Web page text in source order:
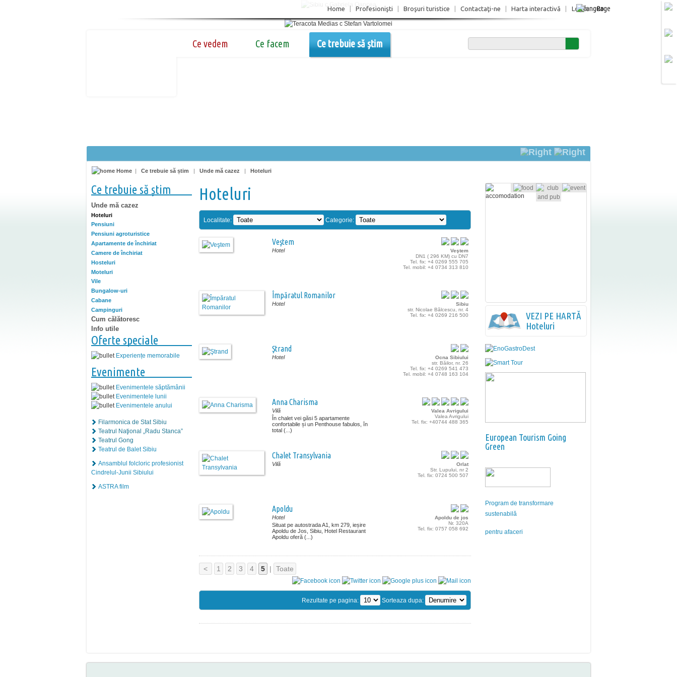
Login Ro
Home Profesionişti Broşuri turistice Contactaţi-ne Harta interactivă
Ce vedem Ce facem Ce trebuie să știm
Home | Ce trebuie să știm | Unde mă cazez | Hoteluri
Ce trebuie să știm
Unde mă cazez
Hoteluri
Pensiuni
Pensiuni agroturistice
Apartamente de închiriat
Camere de închiriat
Hosteluri
Moteluri
Vile
Bungalow-uri
Cabane
Campinguri
Cum călătoresc
Info utile
Oferte speciale
Experiențe memorabile
Evenimente
Evenimentele săptămânii
Evenimentele lunii
Evenimentele anului
Filarmonica de Stat Sibiu
Teatrul Naţional „Radu Stanca”
Teatrul Gong
Teatrul de Balet Sibiu
Ansamblul folcloric profesionist
Cindrelul-Junii Sibiului
ASTRA film
Hoteluri
Localitate: Categorie:
Veştem
Veştem
DN1 ( 296 KM) cu DN7
Tel. fix: +4 0269 555 705
Tel. mobil: +4 0734 313 810
Hotel
Împăratul Romanilor
Sibiu
str. Nicolae Bălcescu, nr. 4
Tel. fix: +4 0269 216 500
Hotel
Ştrand
Ocna Sibiului
str. Băilor, nr. 26
Tel. fix: +4 0269 541 473
Tel. mobil: +4 0748 163 104
Hotel
Anna Charisma
Valea Avrigului
Valea Avrigului
Tel. fix: +40744 488 365
Vilă
În chalet vei găsi 5 apartamente
confortabile și un Penthouse fabulos, în
total (...)
Chalet Transylvania
Orlat
Str. Lupului, nr 2
Tel. fix: 0724 500 507
Vilă
Apoldu
Apoldu de jos
Nr. 320A
Tel. fix: 0757 058 692
Hotel
Situat pe autostrada A1, km 279, ieșire
Apoldu de Jos, Sibiu, Hotel Restaurant
Apoldu oferă (...)
< 1 2 3 4 5 | Toate
Rezultate pe pagina: Sorteaza dupa:
VEZI PE HARTĂ
Hoteluri
European Tourism Going
Green
Program de transformare
sustenabilă
pentru afaceri